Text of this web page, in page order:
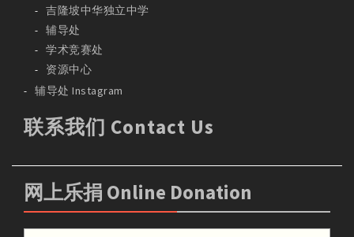
吉隆坡中华独立中学
辅导处
学术竞赛处
资源中心
辅导处 Instagram
联系我们 Contact Us
网上乐捐 Online Donation